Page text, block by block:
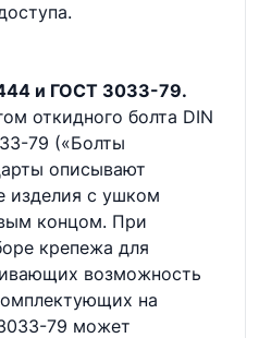
и ГОСТ 3033-79.
откидного болта DIN
79 («Болты
описывают
изделия с ушком
концом. При
крепежа для
возможность
на
79 может